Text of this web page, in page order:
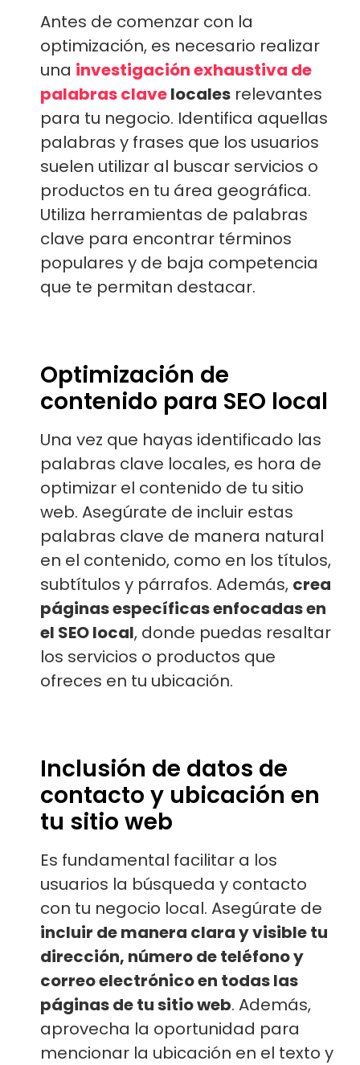
Antes de comenzar con la
optimización, es necesario realizar
una investigación exhaustiva de
palabras clavelocales relevantes
para tu negocio. Identifica aquellas
palabras y frases que los usuarios
suelen utilizar al buscar servicios o
productos en tu área geográfica.
Utiliza herramientas de palabras
clave para encontrar términos
populares y de baja competencia
que te permitan destacar.
Optimización de
contenido para SEO local
Una vez que hayas identificado las
palabras clave locales, es hora de
optimizar el contenido de tu sitio
web. Asegúrate de incluir estas
palabras clave de manera natural
en el contenido, como en los títulos,
subtítulos y párrafos. Además, crea
páginas específicas enfocadas en
el SEO local, donde puedas resaltar
los servicios o productos que
ofreces en tu ubicación.
Inclusión de datos de
contacto y ubicación en
tu sitio web
Es fundamental facilitar a los
usuarios la búsqueda y contacto
con tu negocio local. Asegúrate de
incluir de manera clara y visible tu
dirección, número de teléfono y
correo electrónico en todas las
páginas de tu sitio web. Además,
aprovecha la oportunidad para
mencionar la ubicación en el texto y